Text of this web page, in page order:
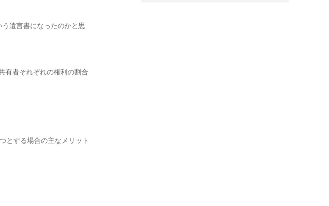
遺言書になったのかと思
有者それぞれの権利の割合
とする場合の主なメリット